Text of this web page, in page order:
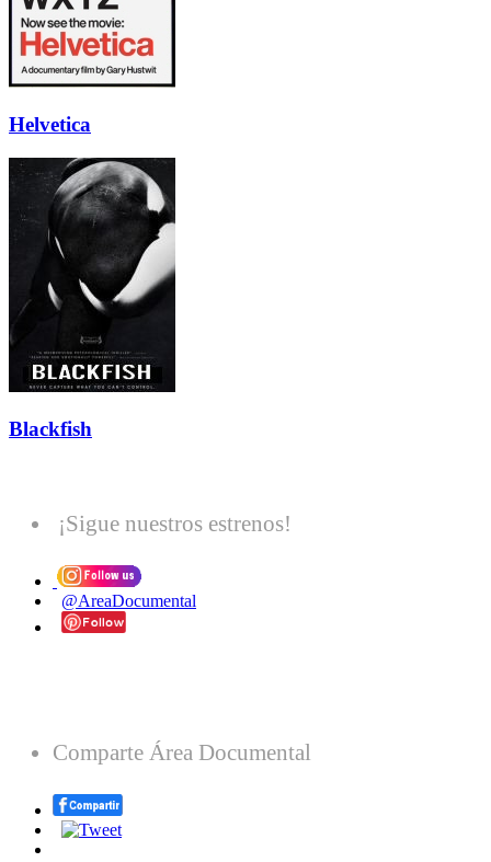
Helvetica
Blackfish
¡Sigue nuestros estrenos!
@AreaDocumental
Comparte Área Documental